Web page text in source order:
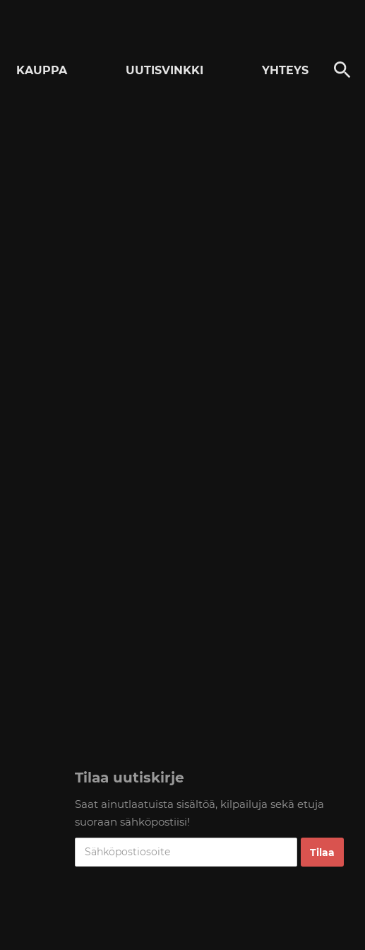
KAUPPA UUTISVINKKI YHTEYS
Tilaa uutiskirje
Saat ainutlaatuista sisältöä, kilpailuja sekä etuja
suoraan sähköpostiisi!